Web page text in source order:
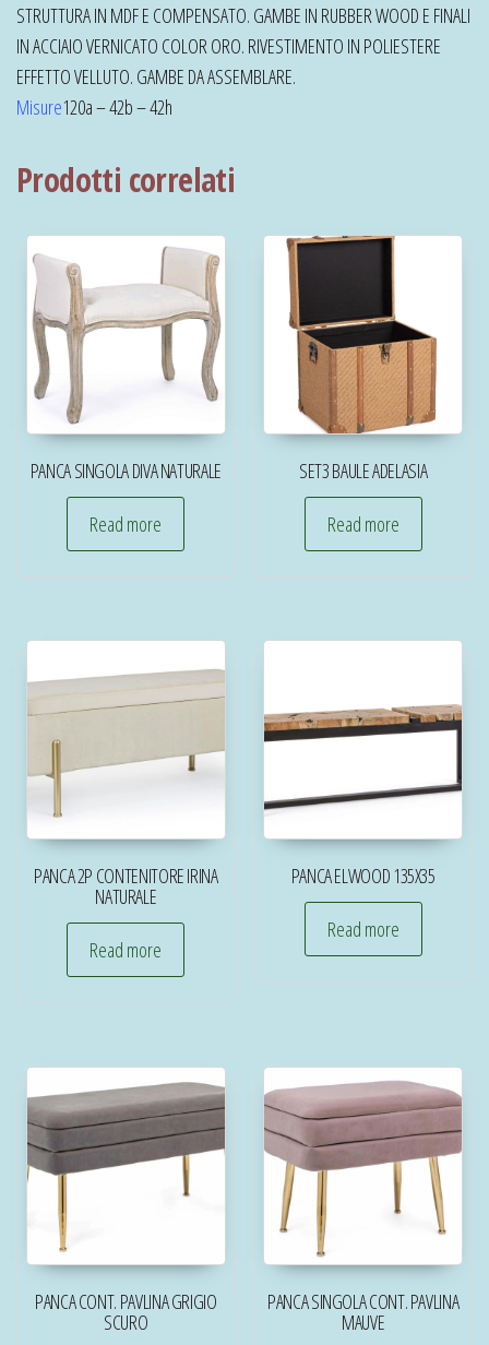
STRUTTURA IN MDF E COMPENSATO. GAMBE IN RUBBER WOOD E FINALI
IN ACCIAIO VERNICATO COLOR ORO. RIVESTIMENTO IN POLIESTERE
EFFETTO VELLUTO. GAMBE DA ASSEMBLARE.
Misure120a – 42b – 42h
Prodotti correlati
PANCA SINGOLA DIVA NATURALE
Read more
SET3 BAULE ADELASIA
Read more
PANCA 2P CONTENITORE IRINA
NATURALE
Read more
PANCA ELWOOD 135X35
Read more
PANCA CONT. PAVLINA GRIGIO
SCURO
PANCA SINGOLA CONT. PAVLINA
MAUVE